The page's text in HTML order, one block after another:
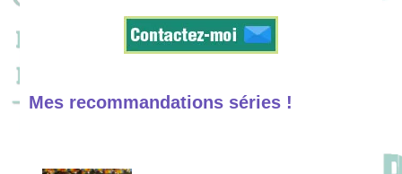
Mes recommandations séries !